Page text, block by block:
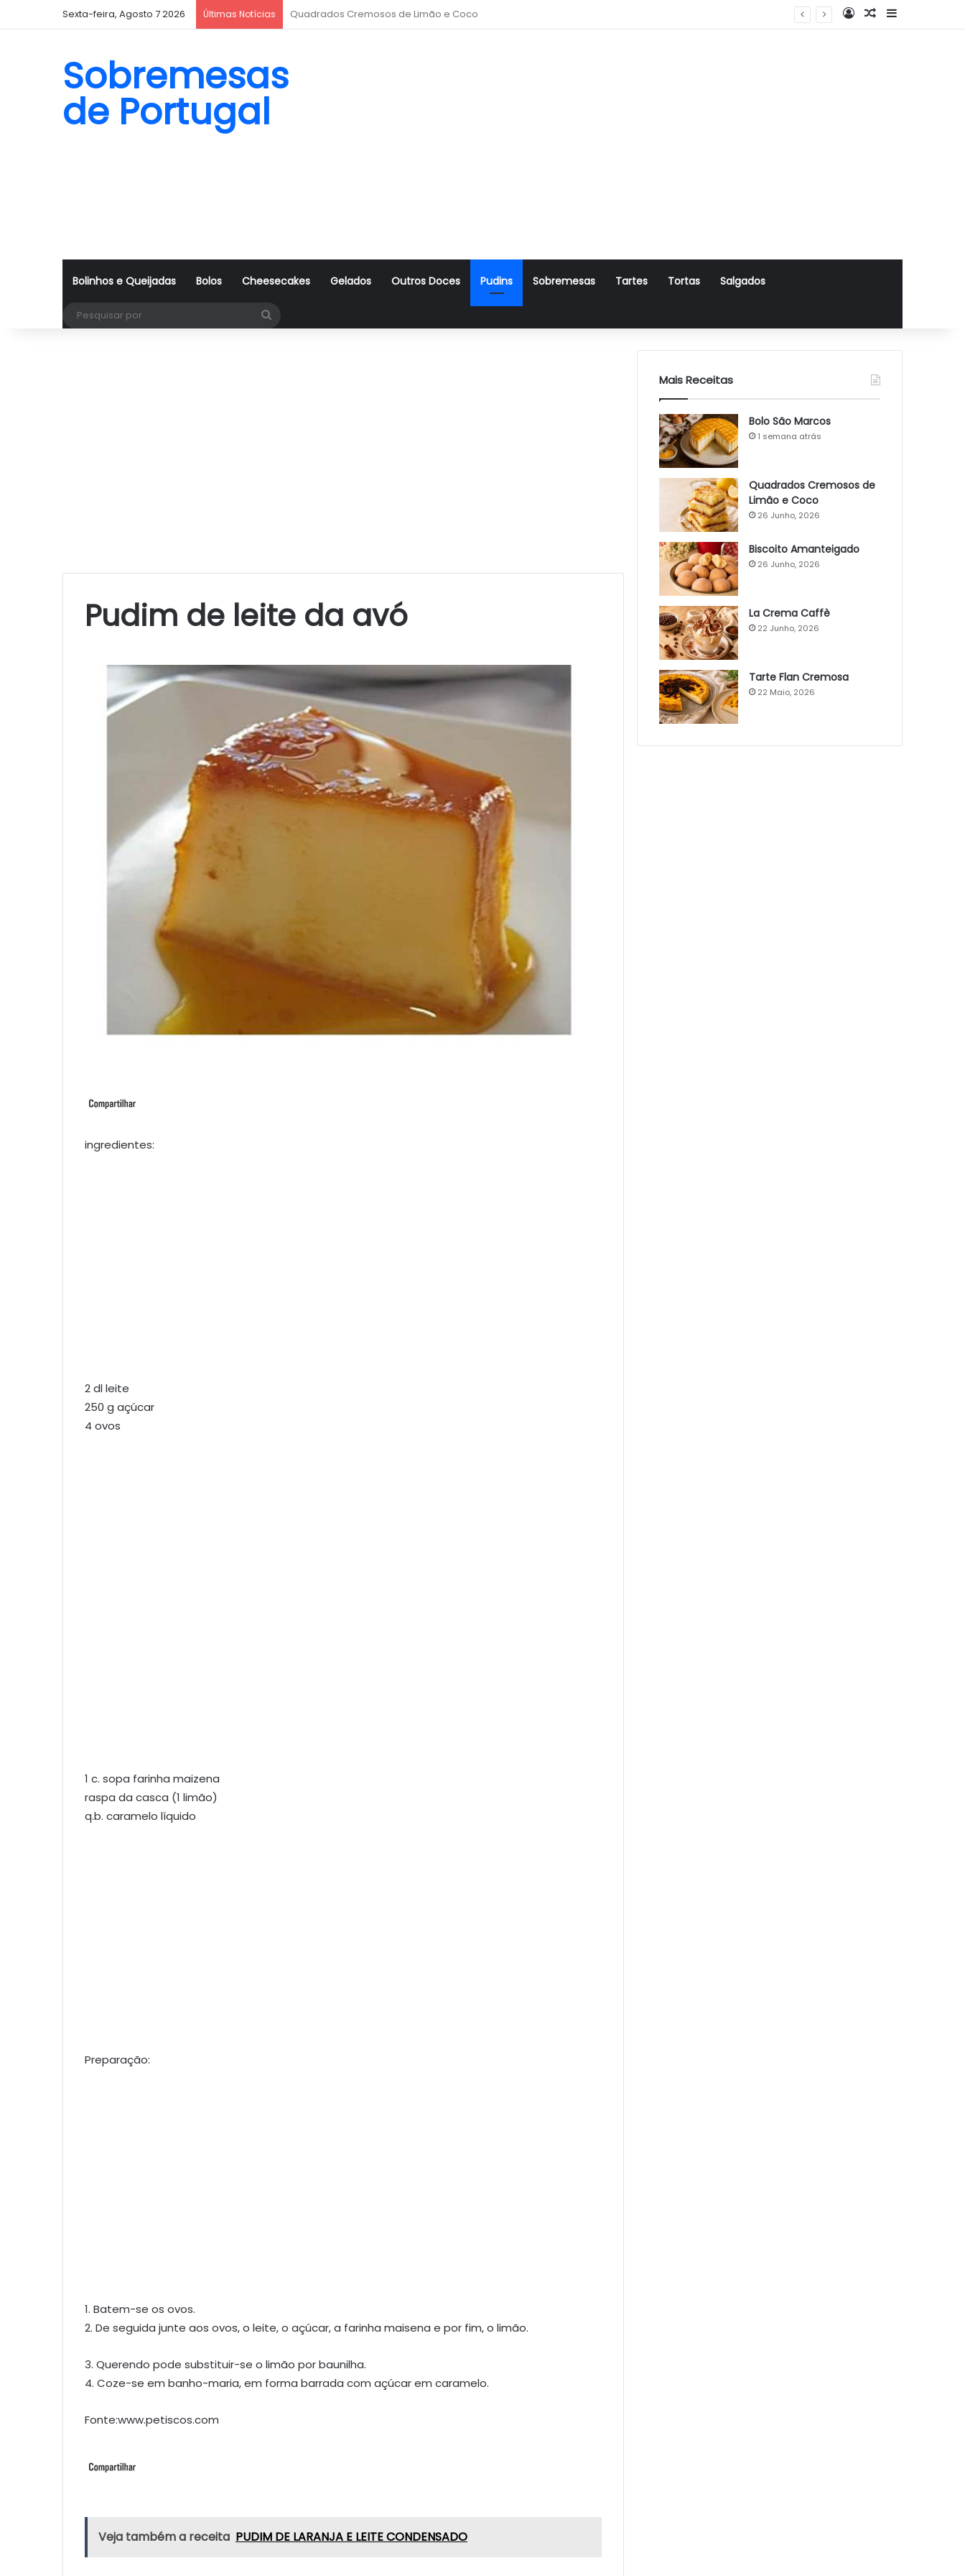
Sexta-feira, Agosto 7 2026 Últimas Notícias Biscoito Amanteigado Log InArtigo Aleatório
Sidebar
Sobremesas
de Portugal
Bolinhos e Queijadas Bolos Cheesecakes Gelados Outros Doces Pudins Sobremesas Tartes Tortas Salgados
Pudim de leite da avó
ingredientes:
2 dl leite
250 g açúcar
4 ovos
1 c. sopa farinha maizena
raspa da casca (1 limão)
q.b. caramelo líquido
Preparação:
1. Batem-se os ovos.
2. De seguida junte aos ovos, o leite, o açúcar, a farinha maisena e por fim, o limão.
3. Querendo pode substituir-se o limão por baunilha.
4. Coze-se em banho-maria, em forma barrada com açúcar em caramelo.
Fonte:www.petiscos.com
Veja também a receita PUDIM DE LARANJA E LEITE CONDENSADO
Mais Receitas
Bolo São Marcos
1 semana atrás
Quadrados Cremosos de
Limão e Coco
26 Junho, 2026
Biscoito Amanteigado
26 Junho, 2026
La Crema Caffè
22 Junho, 2026
Tarte Flan Cremosa
22 Maio, 2026